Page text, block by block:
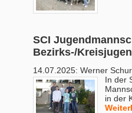
SCI
Bezirks-/
14.07.2025: Werner
In der
in der